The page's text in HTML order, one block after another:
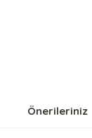
Önerileriniz